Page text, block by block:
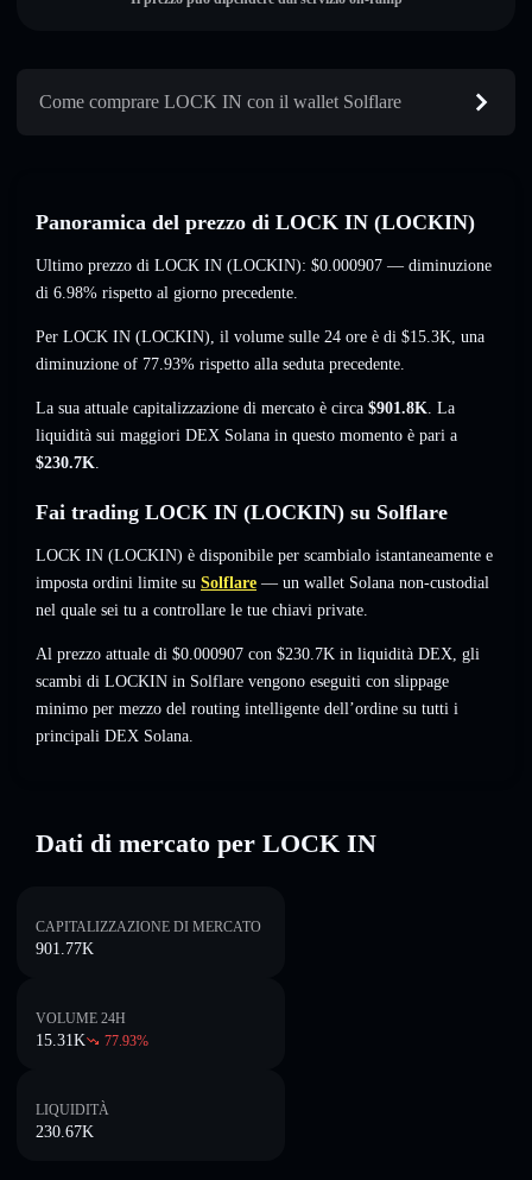
Come comprare LOCK IN con il wallet Solflare
Panoramica del prezzo di LOCK IN (LOCKIN)
Ultimo prezzo di LOCK IN (LOCKIN): $0.000907 — diminuzione
di 6.98% rispetto al giorno precedente.
Per LOCK IN (LOCKIN), il volume sulle 24 ore è di $15.3K, una
diminuzione of 77.93% rispetto alla seduta precedente.
La sua attuale capitalizzazione di mercato è circa $901.8K. La
liquidità sui maggiori DEX Solana in questo momento è pari a
$230.7K.
Fai trading LOCK IN (LOCKIN) su Solflare
LOCK IN (LOCKIN) è disponibile per scambialo istantaneamente e
imposta ordini limite su Solflare — un wallet Solana non-custodial
nel quale sei tu a controllare le tue chiavi private.
Al prezzo attuale di $0.000907 con $230.7K in liquidità DEX, gli
scambi di LOCKIN in Solflare vengono eseguiti con slippage
minimo per mezzo del routing intelligente dell’ordine su tutti i
principali DEX Solana.
Dati di mercato per LOCK IN
CAPITALIZZAZIONE DI MERCATO
901.77K
VOLUME 24H
15.31K 77.93%
LIQUIDITÀ
230.67K